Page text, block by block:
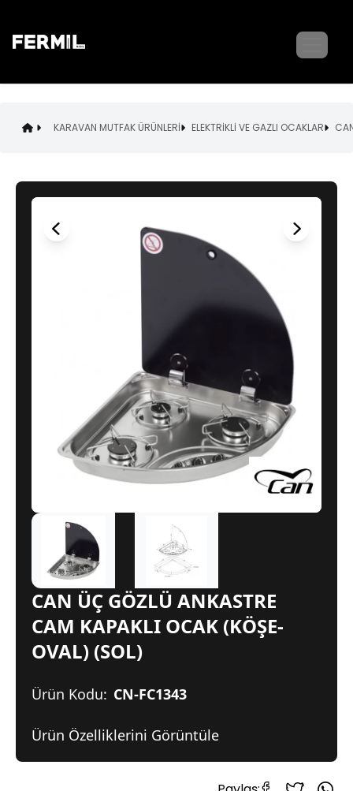
KARAVAN MUTFAK ÜRÜNLERİ ELEKTRİKLİ VE GAZLI OCAKLAR
CAN ÜÇ GÖZLÜ ANKASTRE
CAM KAPAKLI OCAK (KÖŞE-
OVAL) (SOL)
Ürün Kodu: CN-FC1343
Ürün Özelliklerini Görüntüle